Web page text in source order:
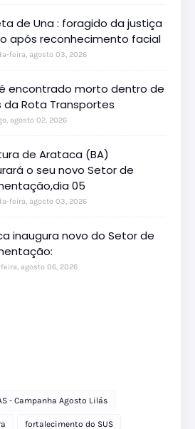
de Una : foragido da justiça
após reconhecimento facial
feira, agosto 03, 2026
encontrado morto dentro de
da Rota Transportes
agosto 02, 2026
de Arataca (BA)
o seu novo Setor de
05
feira, agosto 03, 2026
inaugura novo do Setor de
agosto 06, 2026
- Campanha Agosto Lilás
fortalecimento do SUS